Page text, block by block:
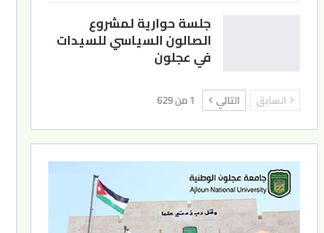
جلسة حوارية لمشروع
الصالون السياسي للسيدات
في عجلون
السابق التالي 1 من 629